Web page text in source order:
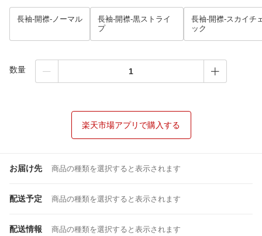
長袖-開襟-ノーマル
長袖-開襟-黒ストライ
プ
長袖-開襟-スカイチ
ック
数量
楽天市場アプリで購入する
お届け先 商品の種類を選択すると表示されます
配送予定 商品の種類を選択すると表示されます
配送情報 商品の種類を選択すると表示されます